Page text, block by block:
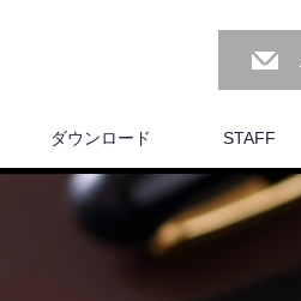
ダウンロード STAFF